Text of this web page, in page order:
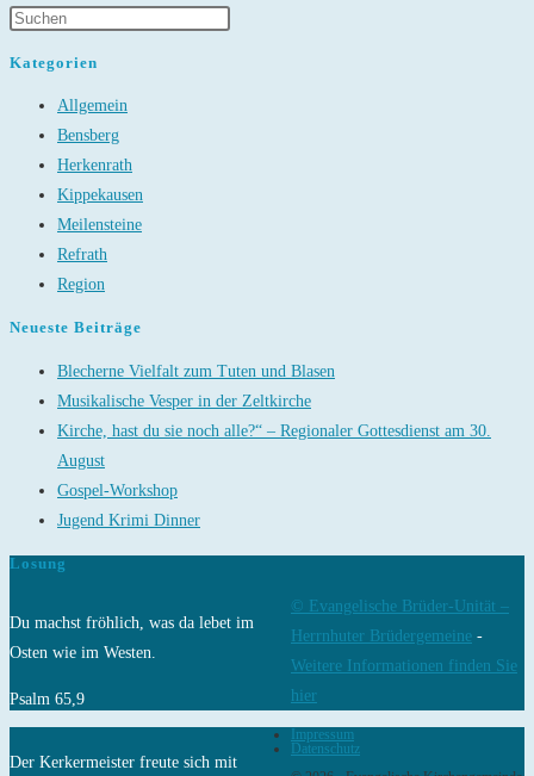
Kategorien
Allgemein
Bensberg
Herkenrath
Kippekausen
Meilensteine
Refrath
Region
Neueste Beiträge
Blecherne Vielfalt zum Tuten und Blasen
Musikalische Vesper in der Zeltkirche
Kirche, hast du sie noch alle?“ – Regionaler Gottesdienst am 30.
August
Gospel-Workshop
Jugend Krimi Dinner
Losung
Du machst fröhlich, was da lebet im
Osten wie im Westen.
Psalm 65,9
Der Kerkermeister freute sich mit
© Evangelische Brüder-Unität –
Herrnhuter Brüdergemeine -
Weitere Informationen finden Sie
hier
Impressum
Datenschutz